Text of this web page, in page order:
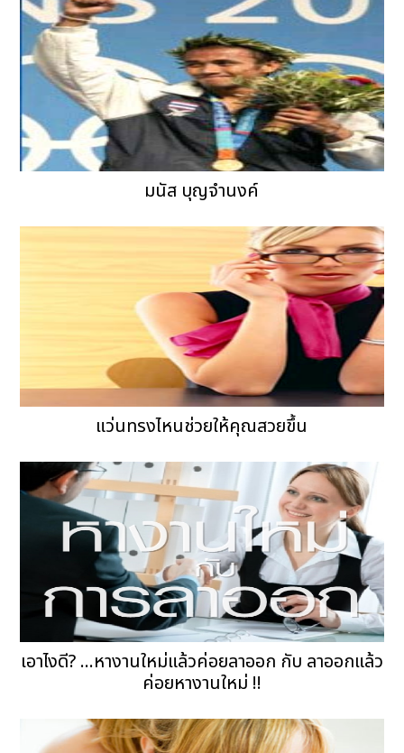
มนัส บุญจำนงค์
แว่นทรงไหนช่วยให้คุณสวยขึ้น
เอาไงดี? ...หางานใหม่แล้วค่อยลาออก กับ ลาออกแล้ว
ค่อยหางานใหม่ !!